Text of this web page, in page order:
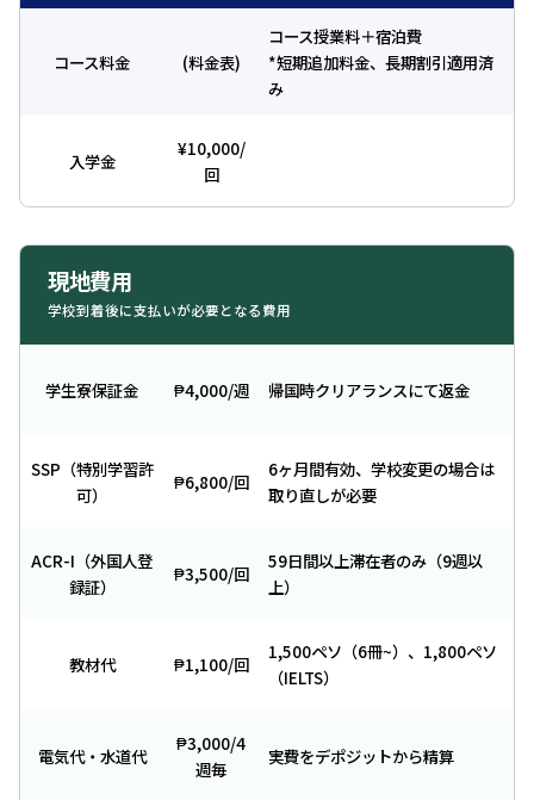
コース料金 (料金表)
コース授業料＋宿泊費
*短期追加料金、長期割引適用済
み
入学金
¥10,000/
回
現地費用
学校到着後に支払いが必要となる費用
学生寮保証金 ₱4,000/週 帰国時クリアランスにて返金
SSP（特別学習許
可）
₱6,800/回
6ヶ月間有効、学校変更の場合は
取り直しが必要
ACR-I（外国人登
録証）
₱3,500/回
59日間以上滞在者のみ（9週以
上）
教材代 ₱1,100/回
1,500ペソ（6冊~）、1,800ペソ
（IELTS）
電気代・水道代
₱3,000/4
週毎
実費をデポジットから精算